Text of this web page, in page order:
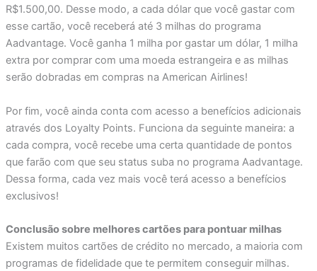
R$1.500,00. Desse modo, a cada dólar que você gastar com
esse cartão, você receberá até 3 milhas do programa
Aadvantage. Você ganha 1 milha por gastar um dólar, 1 milha
extra por comprar com uma moeda estrangeira e as milhas
serão dobradas em compras na American Airlines!
Por fim, você ainda conta com acesso a benefícios adicionais
através dos Loyalty Points. Funciona da seguinte maneira: a
cada compra, você recebe uma certa quantidade de pontos
que farão com que seu status suba no programa Aadvantage.
Dessa forma, cada vez mais você terá acesso a benefícios
exclusivos!
Conclusão sobre melhores cartões para pontuar milhas
Existem muitos cartões de crédito no mercado, a maioria com
programas de fidelidade que te permitem conseguir milhas.